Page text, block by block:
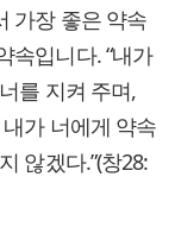
가장 좋은 약속
속입니다. “내가
를 지켜 주며,
가 너에게 약속
않겠다.”(창28: